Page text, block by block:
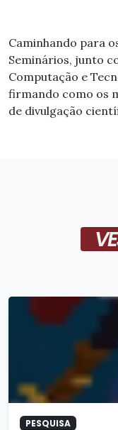
Caminhando para
Seminários, junto
Computação e
firmando como os
de divulgação
PESQUISA